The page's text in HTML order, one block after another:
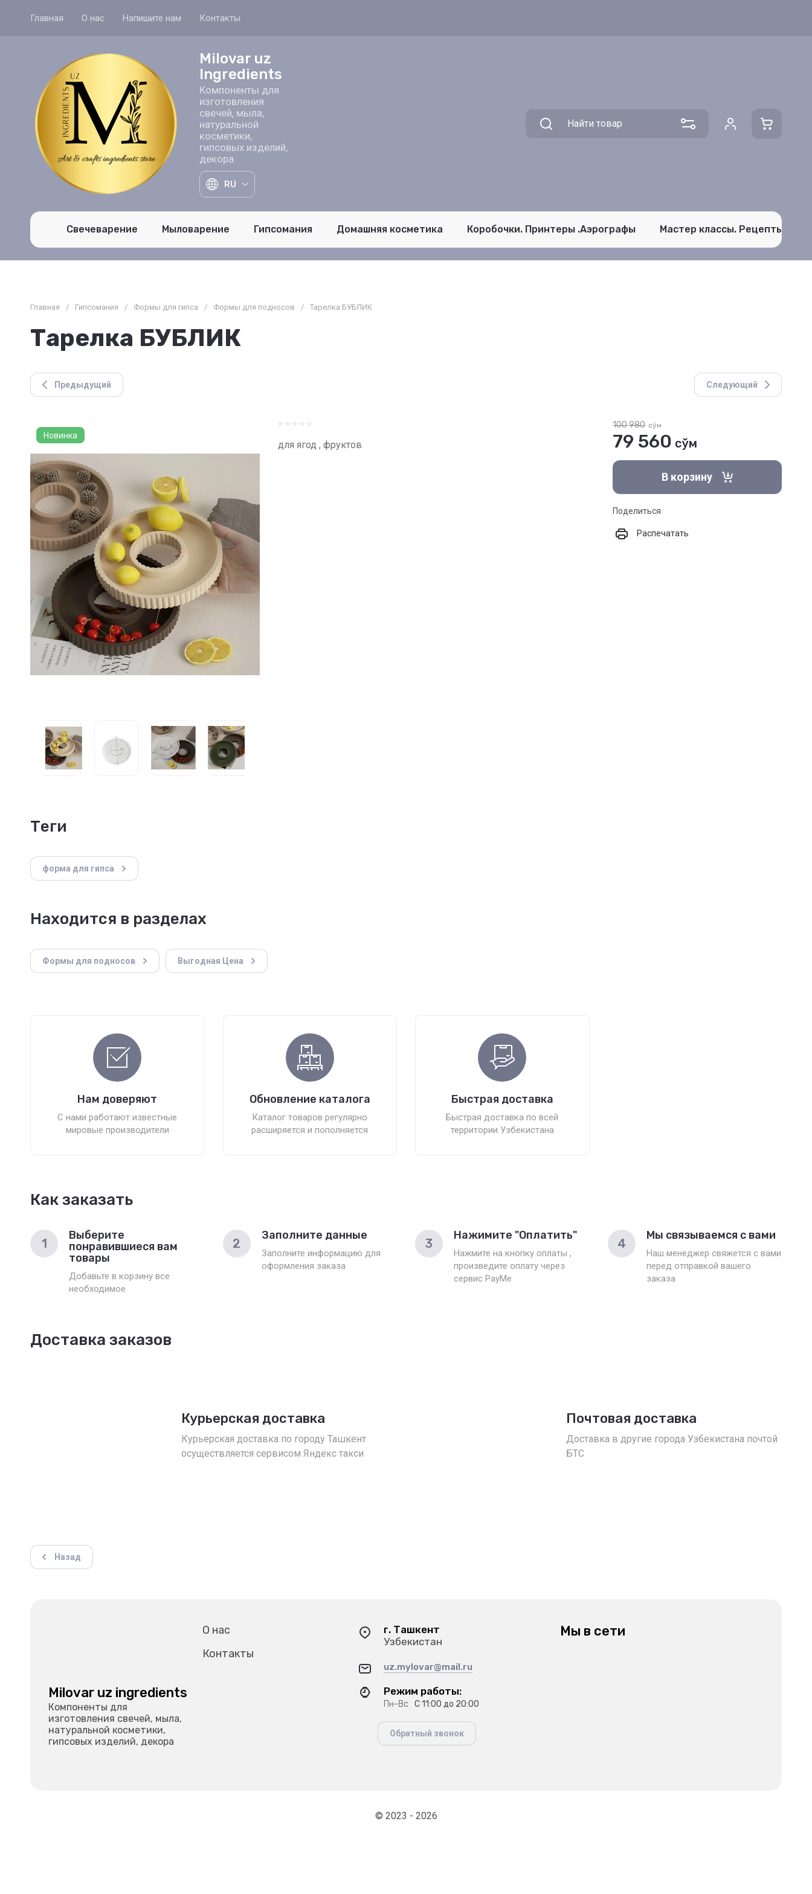
Главная О нас Напишите нам Контакты
Milovar uz
Ingredients
Компоненты для
изготовления
свечей, мыла,
натуральной
косметики,
гипсовых изделий,
декора
RU
Свечеварение Мыловарение Гипсомания Домашняя косметика Коробочки. Принтеры .Аэрографы Мастер классы. Рецепты
Главная / Гипсомания / Формы для гипса / Формы для подносов / Тарелка БУБЛИК
Тарелка БУБЛИК
Предыдущий Следующий
Новинка
для ягод , фруктов
100 980 сўм
79 560 сўм
В корзину
Поделиться
Распечатать
теги
форма для гипса
Находится в разделах
Формы для подносов Выгодная Цена
Нам доверяют
С нами работают известные
мировые производители
Обновление каталога
Каталог товаров регулярно
расширяется и пополняется
Быстрая доставка
Быстрая доставка по всей
территории Узбекистана
Как заказать
1
Выберите
понравившиеся вам
товары
Добавьте в корзину все
необходимое
2
Заполните данные
Заполните информацию для
оформления заказа
3
Нажимите "Оплатить"
Нажмите на кнопку оплаты ,
произведите оплату через
сервис PayMe
4
Мы связываемся с вами
Наш менеджер свяжется с вами
перед отправкой вашего
заказа
Доставка заказов
Курьерская доставка
Курьерская доставка по городу Ташкент
осуществляется сервисом Яндекс такси
Почтовая доставка
Доставка в другие города Узбекистана почтой
БТС
Назад
Milovar uz ingredients
Компоненты для
изготовления свечей, мыла,
натуральной косметики,
гипсовых изделий, декора
О нас
Контакты
г. Ташкент
Узбекистан
uz.mylovar@mail.ru
Режим работы:
Пн-Вс С 11:00 до 20:00
Обратный звонок
Мы в сети
© 2023 - 2026